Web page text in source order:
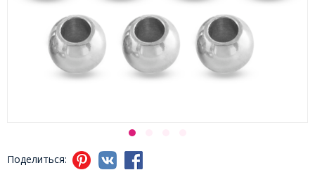
Поделиться: